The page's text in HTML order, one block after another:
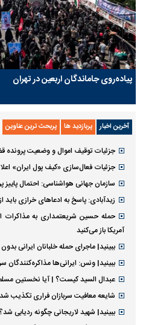
پیاده‌روی جاماندگان اربعین در تهران
آخرین اخبار پربازدید ها پربحث ترین عناوین
جزئیات توقیف اموال و وضعیت پرونده
جزئیات فعال‌سازی «کیف پول ایران»
سازمان جهانی هواشناسی: احتمال پاییز
زیدآبادی: پاسخ به ادعا‌های خرازی باید
حمله حسین شریعتمداری به مذاکرات
آمریکا باز می‌کنید
ببینید| ماجرای حمله خلبانان ایرانی
ببینید| ونس: ایرانی‌ها
عبدال السید کیست؟ | آیا نخستین
شایعه معافیت سربازان فراری تکذیب شد
ببینید| شهید لاریجانی چگونه ردیابی